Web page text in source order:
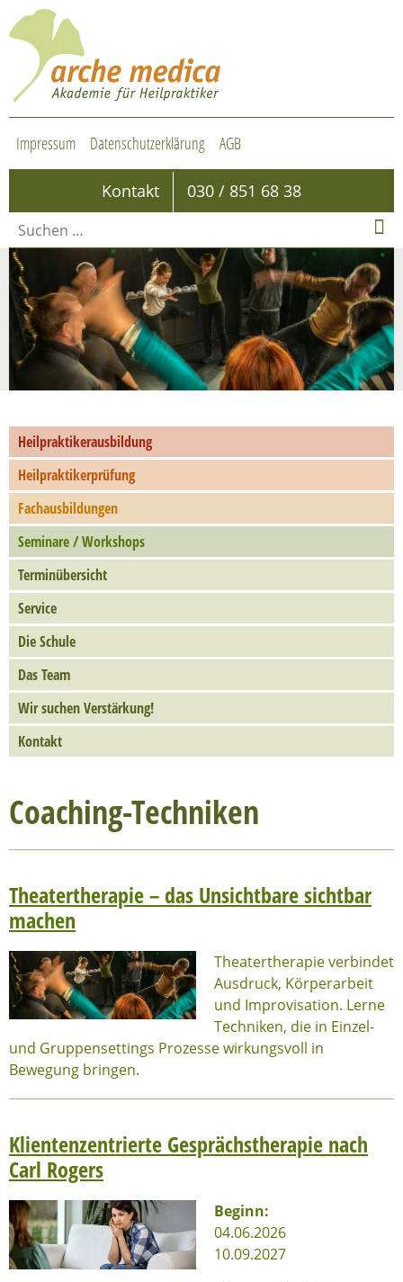
Impressum Datenschutzerklärung AGB
Kontakt 030 / 851 68 38
Heilpraktikerausbildung
Heilpraktikerprüfung
Fachausbildungen
Seminare / Workshops
Terminübersicht
Service
Die Schule
Das Team
Wir suchen Verstärkung!
Kontakt
Coaching-Techniken
Theatertherapie – das Unsichtbare sichtbar
machen
Theatertherapie verbindet
Ausdruck, Körperarbeit
und Improvisation. Lerne
Techniken, die in Einzel-
und Gruppensettings Prozesse wirkungsvoll in
Bewegung bringen.
Klientenzentrierte Gesprächstherapie nach
Carl Rogers
Beginn:
04.06.2026
10.09.2027